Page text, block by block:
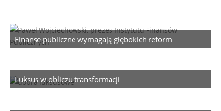
Finanse publiczne wymagają głębokich reform
Luksus w obliczu transformacji